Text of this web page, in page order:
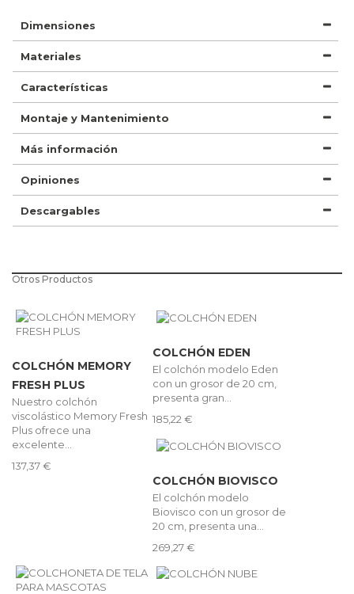
Dimensiones
Materiales
Características
Montaje y Mantenimiento
Más información
Opiniones
Descargables
Otros Productos
COLCHÓN MEMORY
FRESH PLUS
Nuestro colchón
viscolástico Memory Fresh
Plus ofrece una
excelente...
137,37 €
COLCHÓN EDEN
El colchón modelo Eden
con un grosor de 20 cm,
presenta gran...
185,22 €
COLCHÓN BIOVISCO
El colchón modelo
Biovisco con un grosor de
20 cm, presenta una...
269,27 €